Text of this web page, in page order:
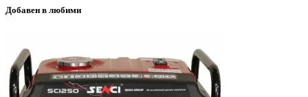
Добавен в любими